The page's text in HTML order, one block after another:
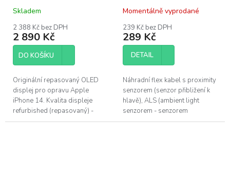
Skladem
2 388 Kč bez DPH
2 890 Kč
DO KOŠÍKU
Originální repasovaný OLED
displej pro opravu Apple
iPhone 14. Kvalita displeje
refurbished (repasovaný) -
použitý originální OLED panel s
Momentálně vyprodané
239 Kč bez DPH
289 Kč
DETAIL
Náhradní flex kabel s proximity
senzorem (senzor přibližení k
hlavě), ALS (ambient light
senzorem - senzorem
automatického jasu) a předním